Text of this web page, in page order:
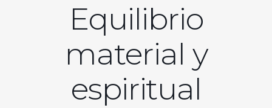
Equilibrio
material y
espiritual